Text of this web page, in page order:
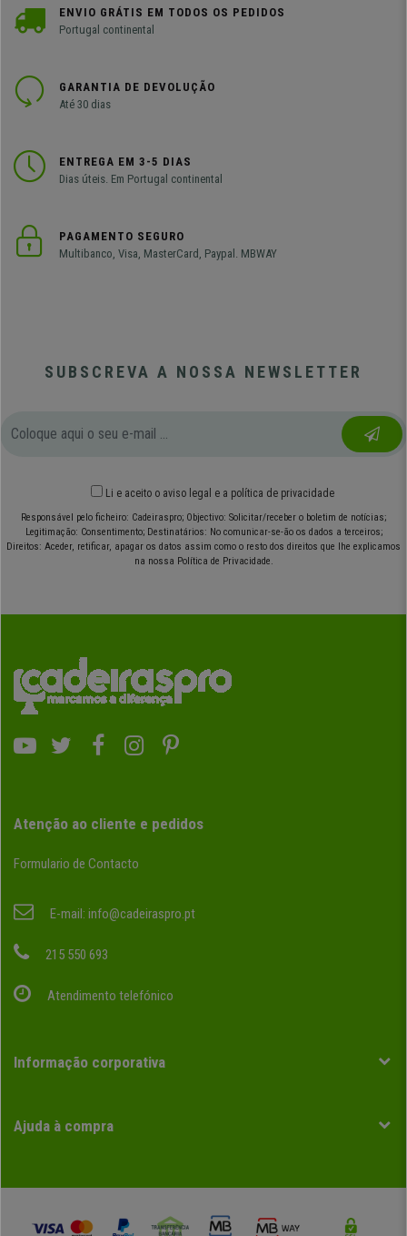
ENVIO GRÁTIS EM TODOS OS PEDIDOS
Portugal continental
GARANTIA DE DEVOLUÇÃO
Até 30 dias
ENTREGA EM 3-5 DIAS
Dias úteis. Em Portugal continental
PAGAMENTO SEGURO
Multibanco, Visa, MasterCard, Paypal. MBWAY
SUBSCREVA A NOSSA NEWSLETTER
Li e aceito o aviso legal e a política de privacidade
Responsável pelo ficheiro: Cadeiraspro; Objectivo: Solicitar/receber o boletim de notícias;
Legitimação: Consentimento; Destinatários: No comunicar-se-ão os dados a terceiros;
Direitos: Aceder, retificar, apagar os datos assim como o resto dos direitos que lhe explicamos
na nossa Política de Privacidade.
Atenção ao cliente e pedidos
Formulario de Contacto
E-mail: info@cadeiraspro.pt
215 550 693
Atendimento telefónico
Informação corporativa
Ajuda à compra